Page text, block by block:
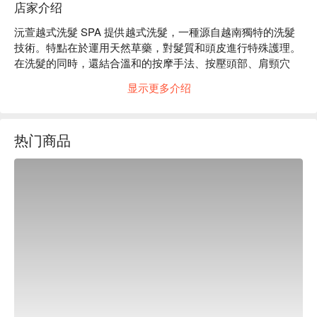
店家介绍
沅萱越式洗髮 SPA 提供越式洗髮，一種源自越南獨特的洗髮
技術。特點在於運用天然草藥，對髮質和頭皮進行特殊護理。
在洗髮的同時，還結合溫和的按摩手法、按壓頭部、肩頸穴
沅萱越式洗髮 SPA 評價：Google 5 星好評。
洗髮 SPA 優惠立刻查看⬇︎
显示更多介绍
热门商品